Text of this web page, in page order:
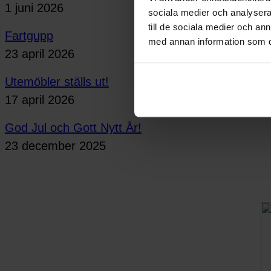
sociala medier och
till de sociala medier och
med annan information som
1 juni 2026
Fartgupp
23 april 2026
Utemöbler ställs ut!
17 april 2026
God Jul och Gott Nytt År!
23 december 2025